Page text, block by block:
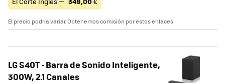
El precio podría variar. Obtenemos comisión por estos enlaces
LG S40T - Barra de Sonido Inteligente,
300W, 2.1 Canales